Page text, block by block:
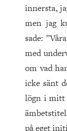
innersta,
men jag
sade:
med
om vad
icke sänt
lögn i mitt
på eget